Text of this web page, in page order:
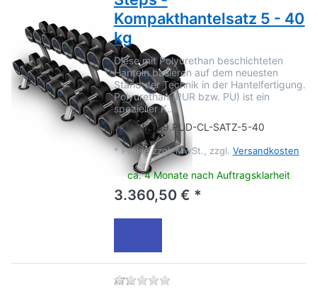
Kompakthantelsatz 5 - 40
kg
Diese mit Polyurethan beschichteten
Hanteln basieren auf dem neuesten
Stand der Technik in der Hantelfertigung.
Polyurethan (PUR bzw. PU) ist ein
spezieller K…
Art.-Nr.159.PUD-CL-SATZ-5-40
* Preise zzgl. MwSt., zzgl. Versandkosten
ca. 4 Monate nach Auftragsklarheit
3.360,50 € *
ATX Zu diesem Produkt liegen